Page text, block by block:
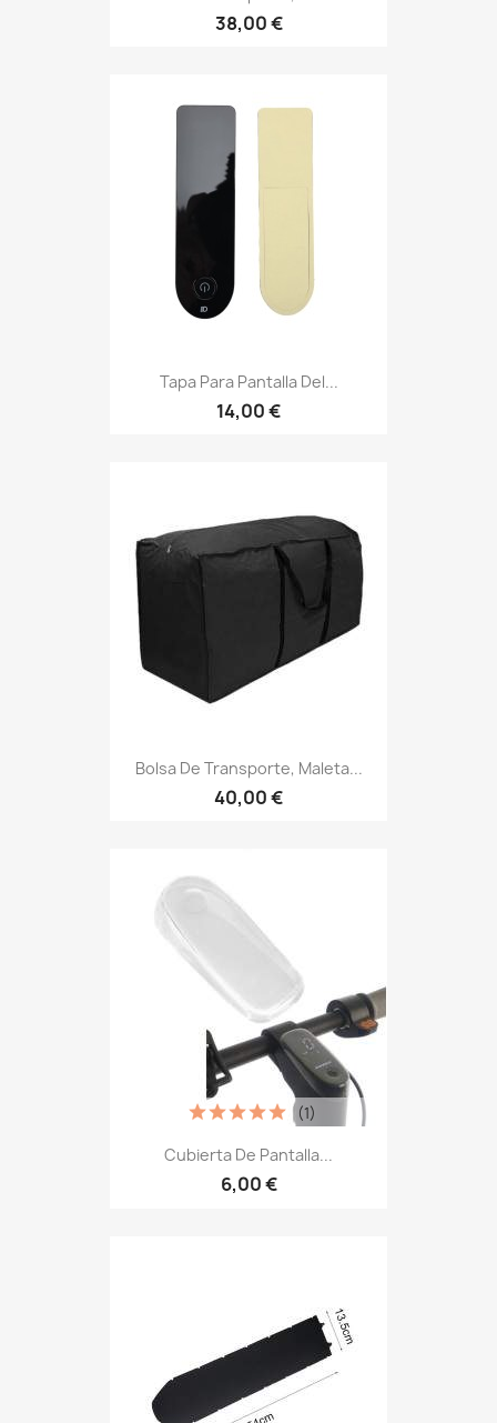
38,00 €
Tapa Para Pantalla Del...
14,00 €
Bolsa De Transporte, Maleta...
40,00 €
Cubierta De Pantalla...
6,00 €
(1)